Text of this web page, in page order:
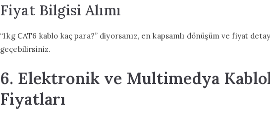
Fiyat Bilgisi Alımı
“1 kg CAT6 kablo kaç para?” diyorsanız, en kapsamlı dönüşüm ve fiyat
geçebilirsiniz.
6. Elektronik ve Multimedya
Fiyatları